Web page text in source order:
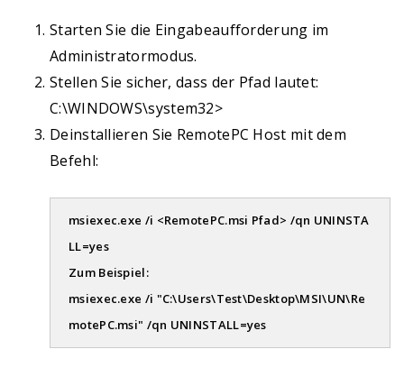
Starten Sie die Eingabeaufforderung im
Administratormodus.
Stellen Sie sicher, dass der Pfad lautet:
C:\WINDOWS\system32>
Deinstallieren Sie RemotePC Host mit dem
Befehl:
msiexec.exe /i <RemotePC.msi Pfad> /qn UNINSTA
LL=yes
Zum Beispiel:
msiexec.exe /i "C:\Users\Test\Desktop\MSI\UN\Re
motePC.msi" /qn UNINSTALL=yes